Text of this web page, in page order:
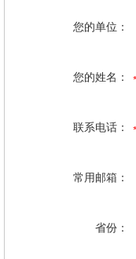
您的单位：
您的姓名：
联系电话：
常用邮箱：
省份：